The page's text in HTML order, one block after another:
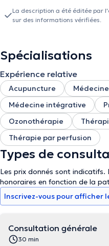
La description a été éditée par
sur des informations vérifiées.
Spécialisations
Expérience relative
Acupuncture
Médecine intégrative
Ozonothérapie
Thérapie par perfusion
Types de
Les prix donnés sont
honoraires en fonction de la
Inscrivez-vous pour afficher
Consultation générale
30 min